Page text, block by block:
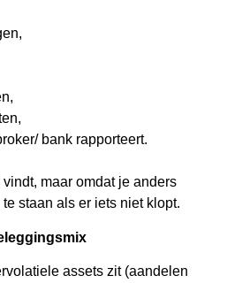
bank rapporteert.
maar omdat je anders
staan als er iets niet klopt.
assets zit (aandelen